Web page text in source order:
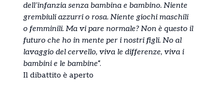
dell’infanzia senza bambina e bambino. Niente
grembiuli azzurri o rosa. Niente giochi maschili
o femminili. Ma vi pare normale? Non è questo il
futuro che ho in mente per i nostri figli. No al
lavaggio del cervello, viva le differenze, viva i
bambini e le bambine“.
Il dibattito è aperto